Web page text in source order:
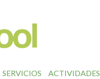
SERVICIOS ACTIVIDADES